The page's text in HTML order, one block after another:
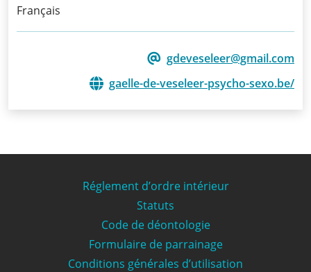
Français
gdeveseleer@gmail.com
gaelle-de-veseleer-psycho-sexo.be/
Réglement d’ordre intérieur
Statuts
Code de déontologie
Formulaire de parrainage
Conditions générales d’utilisation